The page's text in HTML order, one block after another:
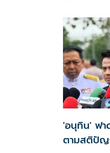
'อนุทิน' ฟา
ตามสติปัญ